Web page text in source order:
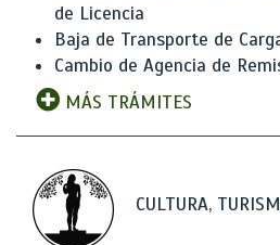
de Licencia
Baja de Transporte de
Cambio de Agencia de
MÁS TRÁMITES
CULTURA,